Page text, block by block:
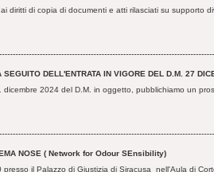
diritti di copia di documenti e atti rilasciati su supporto
DELL'ENTRATA IN VIGORE DEL D.M. 27
dicembre 2024 del D.M. in oggetto, pubblichiamo un
NOSE ( Network for Odour SEnsibility)
il Palazzo di Giustizia di Siracusa nell'Aula di